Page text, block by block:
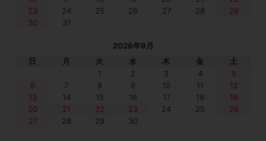
23
24 25 26 27 28
29
30
31
2026年9月
日
月 火 水 木 金
土
1
2 3 4
5
6
7 8 9 10 11
12
13
14 15 16 17 18
19
20
21 22 23 24 25
26
27
28 29 30